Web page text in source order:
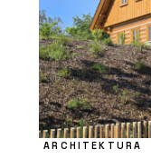
ARCHITEKTURA